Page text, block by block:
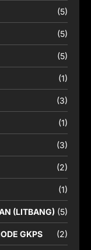
(5)
(5)
(5)
(1)
(3)
(1)
(3)
(2)
(1)
(LITBANG) (5)
GKPS (2)